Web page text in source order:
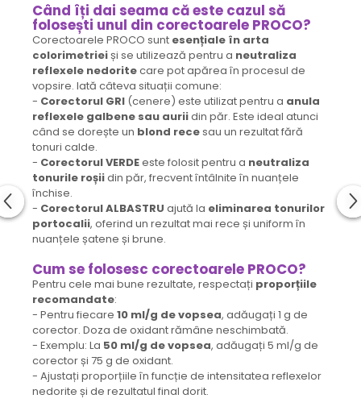
Când îți dai seama că este cazul să
folosești unul din corectoarele PROCO?
Corectoarele PROCO sunt esențiale în arta
colorimetrieiși se utilizează pentru a neutraliza
reflexele nedoritecare pot apărea în procesul de
vopsire. Iată câteva situații comune:
- Corectorul GRI (cenere) este utilizat pentru a anula
reflexele galbene sau auriidin păr. Este ideal atunci
când se dorește un blond recesau un rezultat fără
tonuri calde.
- Corectorul VERDEeste folosit pentru a neutraliza
tonurile roșiidin păr, frecvent întâlnite în nuanțele
închise.
- Corectorul ALBASTRU ajută la eliminarea tonurilor
portocalii, oferind un rezultat mai rece și uniform în
nuanțele șatene și brune.
Cum se folosesc corectoarele PROCO?
Pentru cele mai bune rezultate, respectați proporțiile
recomandate:
- Pentru fiecare 10 ml/g de vopsea, adăugați 1 g de
corector. Doza de oxidant rămâne neschimbată.
- Exemplu: La 50 ml/g de vopsea, adăugați 5 ml/g de
corector și 75 g de oxidant.
- Ajustați proporțiile în funcție de intensitatea reflexelor
nedorite și de rezultatul final dorit.